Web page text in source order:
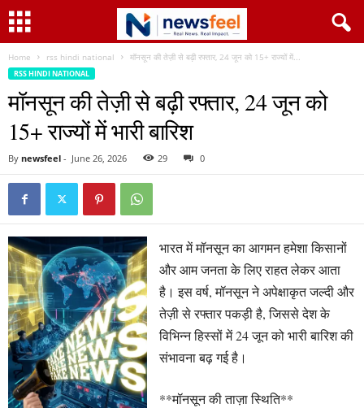
Home rss hindi national मॉनसून की तेज़ी से बढ़ी रफ्तार, 24 जून को 15+ राज्यों में...
RSS HINDI NATIONAL
मॉनसून की तेज़ी से बढ़ी रफ्तार, 24 जून को
15+ राज्यों में भारी बारिश
By newsfeel - June 26, 2026 29 0
भारत में मॉनसून का आगमन हमेशा किसानों
और आम जनता के लिए राहत लेकर आता
है। इस वर्ष, मॉनसून ने अपेक्षाकृत जल्दी और
तेज़ी से रफ्तार पकड़ी है, जिससे देश के
विभिन्न हिस्सों में 24 जून को भारी बारिश की
संभावना बढ़ गई है।
**मॉनसून की ताज़ा स्थिति**